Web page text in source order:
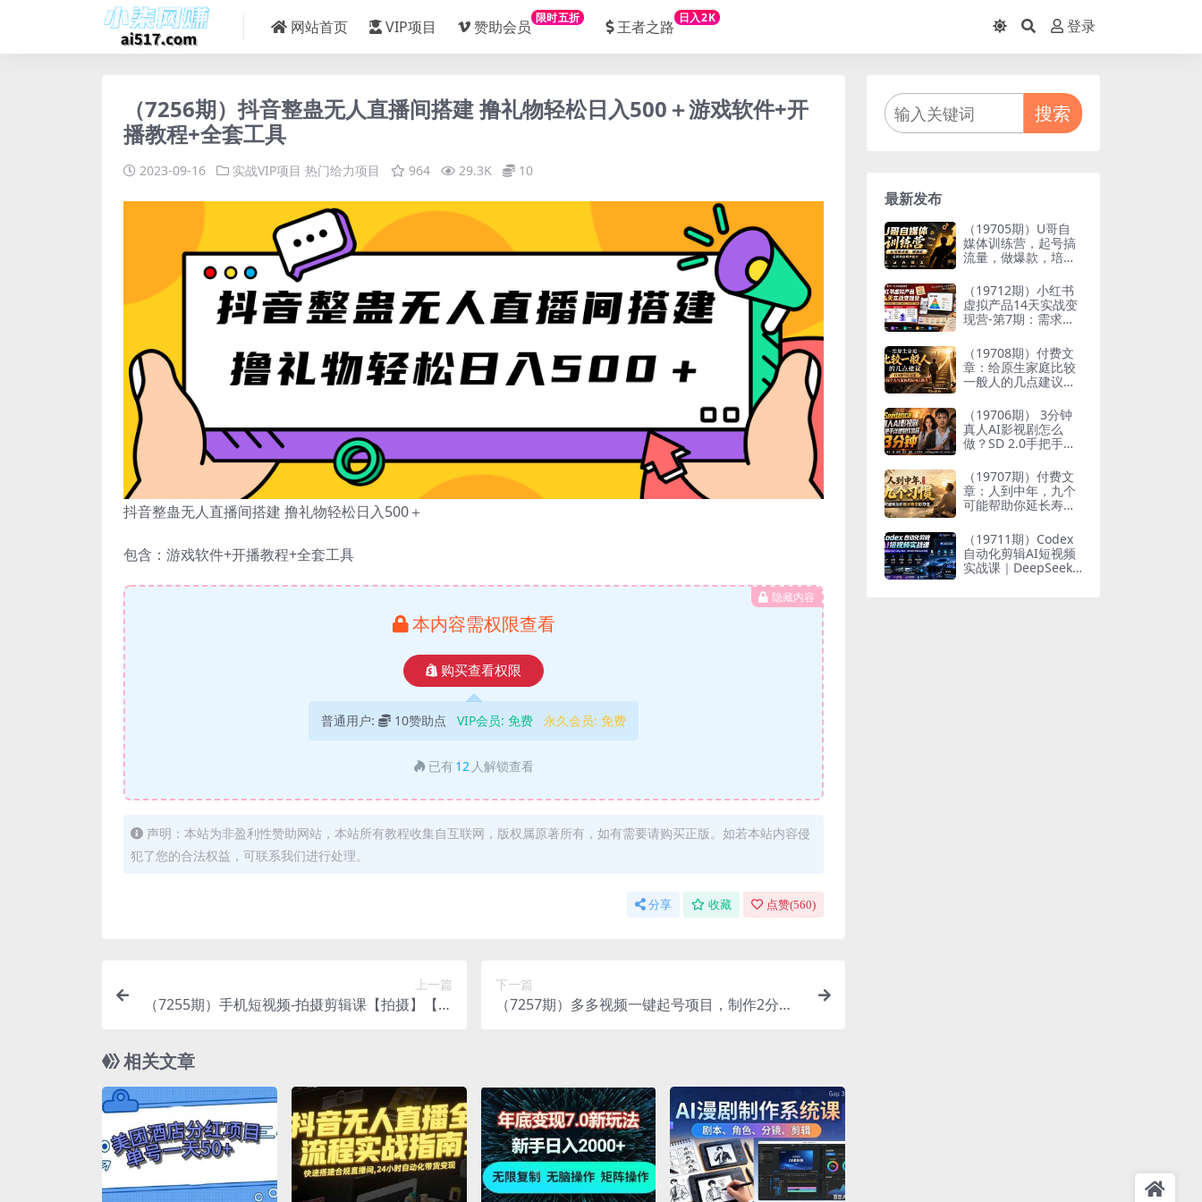
网站首页 VIP项目 赞助会员 限时五折 王者之路 日入2K
登录
（7256期）抖音整蛊无人直播间搭建 撸礼物轻松日入500＋游戏软件+开
播教程+全套工具
2023-09-16 实战VIP项目 热门给力项目 964 29.3K 10
抖音整蛊无人直播间搭建 撸礼物轻松日入500＋
包含：游戏软件+开播教程+全套工具
隐藏内容
本内容需权限查看
购买查看权限
普通用户: 10赞助点 VIP会员: 免费 永久会员: 免费
已有 12 人解锁查看
声明：本站为非盈利性赞助网站，本站所有教程收集自互联网，版权属原著所有，如有需要请购买正版。如若本站内容侵
犯了您的合法权益，可联系我们进行处理。
分享 收藏 点赞(560)
上一篇
（7255期）手机短视频-拍摄剪辑课【拍摄】【运
下一篇
（7257期）多多视频一键起号项目，制作2分
相关文章
搜索
最新发布
（19705期）U哥自
媒体训练营，起号搞
流量，做爆款，培养
（19712期）小红书
虚拟产品14天实战变
现营-第7期：需求挖
品矩阵×内容笔记×一
人公司进阶×全链路
（19708期）付费文
章：给原生家庭比较
一般人的几点建议，
个人与家族代际向上
跃升
（19706期） 3分钟
真人AI影视剧怎么
做？SD 2.0手把手完
eld 14天SD 2.0/2.5
无限生成
（19707期）付费文
章：人到中年，九个
可能帮助你延长寿命
（19711期）Codex
自动化剪辑AI短视频
实战课｜DeepSeek